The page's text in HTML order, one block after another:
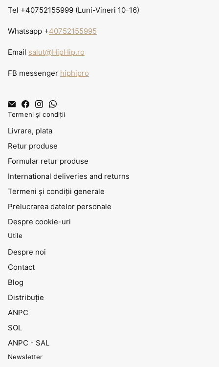
Tel +40752155999 (Luni-Vineri 10-16)
Whatsapp +40752155995
Email salut@HipHip.ro
FB messenger hiphipro
Termeni și condiții
Livrare, plata
Retur produse
Formular retur produse
International deliveries and returns
Termeni și condiții generale
Prelucrarea datelor personale
Despre cookie-uri
Utile
Despre noi
Contact
Blog
Distribuţie
ANPC
SOL
ANPC - SAL
Newsletter